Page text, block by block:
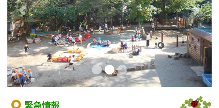
Previous Next
緊急情報